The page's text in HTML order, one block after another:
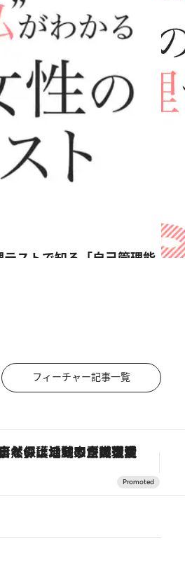
フィーチャー記事一覧
「大事なのは地域の意識を変えること」。ロレックス賞受賞の自然保護活動家が実現させたナイジェリアの自然環境の復活